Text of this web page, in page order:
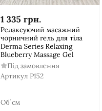
1 335 грн.
Релаксуючий масажний
чорничний гель для тіла
Derma Series Relaxing
Blueberry Massage Gel
Під замовлення
Артикул P152
Об`єм